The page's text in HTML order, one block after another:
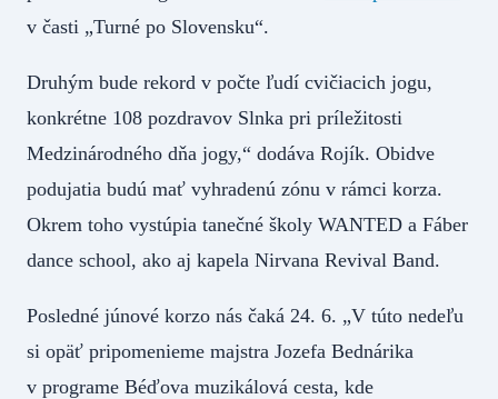
v časti „Turné po Slovensku“.
Druhým bude rekord v počte ľudí cvičiacich jogu,
konkrétne 108 pozdravov Slnka pri príležitosti
Medzinárodného dňa jogy,“ dodáva Rojík. Obidve
podujatia budú mať vyhradenú zónu v rámci korza.
Okrem toho vystúpia tanečné školy WANTED a Fáber
dance school, ako aj kapela Nirvana Revival Band.
Posledné júnové korzo nás čaká 24. 6. „V túto nedeľu
si opäť pripomenieme majstra Jozefa Bednárika
v programe Béďova muzikálová cesta, kde